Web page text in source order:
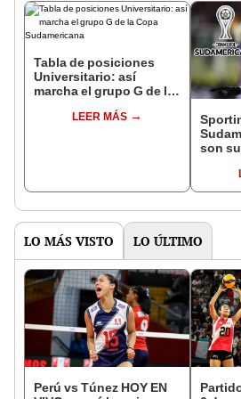
Tabla de posiciones
Universitario: así
marcha el grupo G de la
LEER MÁS
son
LO MÁS VISTO LO ÚLTIMO
Perú vs Túnez HOY EN